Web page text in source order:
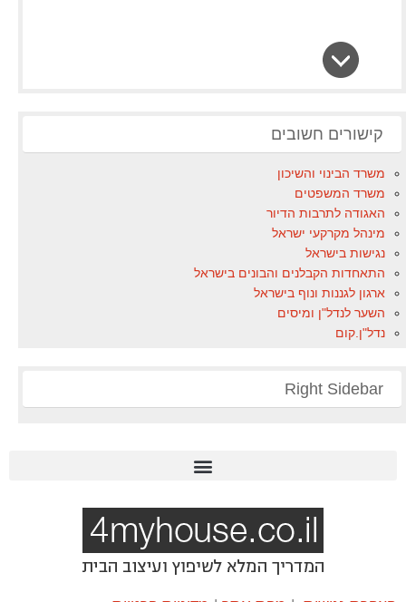
קישורים חשובים
משרד הבינוי והשיכון
משרד המשפטים
האגודה לתרבות הדיור
מינהל מקרקעי ישראל
נגישות בישראל
התאחדות הקבלנים והבונים בישראל
ארגון לגננות ונוף בישראל
השער לנדל"ן ומיסים
נדל"ן.קום
Right Sidebar